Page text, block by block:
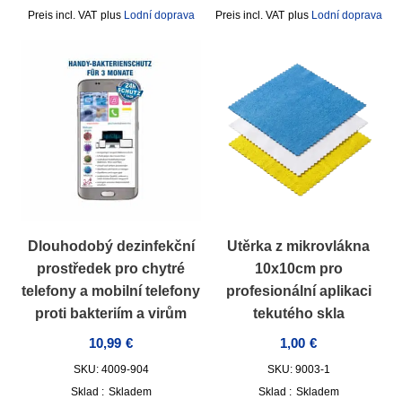
incl. VAT plus Lodní doprava
incl. VAT plus Lodní doprava
Dlouhodobý dezinfekční
prostředek pro chytré
telefony a mobilní telefony
proti bakteriím a virům
10,99 €
SKU: 4009-904
Sklad : Skladem
Utěrka z mikrovlákna
10x10cm pro
profesionální aplikaci
tekutého skla
1,00 €
SKU: 9003-1
Sklad : Skladem